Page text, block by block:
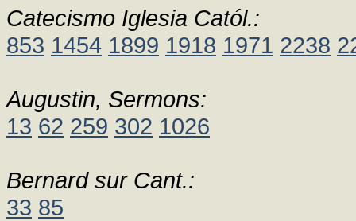
Catecismo Iglesia Catól.:
853 1454 1899 1918 1971 2238
Augustin, Sermons:
13 62 259 302 1026
Bernard sur Cant.:
33 85